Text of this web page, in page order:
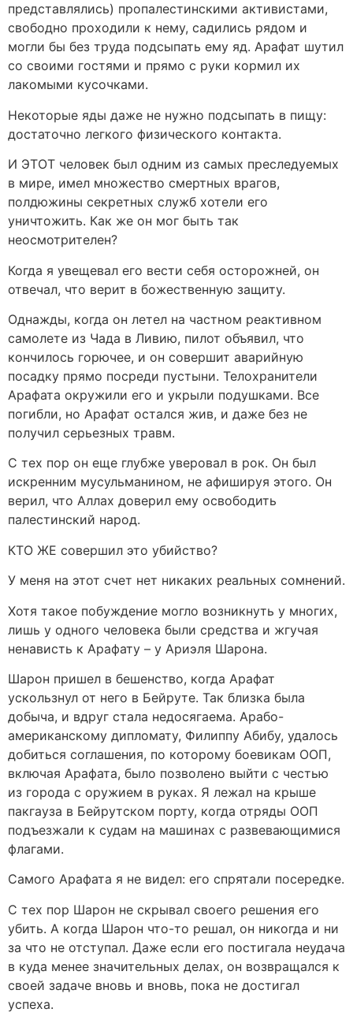
представлялись) пропалестинскими активистами,
свободно проходили к нему, садились рядом и
могли бы без труда подсыпать ему яд. Арафат шутил
со своими гостями и прямо с руки кормил их
лакомыми кусочками.
Некоторые яды даже не нужно подсыпать в пищу:
достаточно легкого физического контакта.
И ЭТОТ человек был одним из самых преследуемых
в мире, имел множество смертных врагов,
полдюжины секретных служб хотели его
уничтожить. Как же он мог быть так
неосмотрителен?
Когда я увещевал его вести себя осторожней, он
отвечал, что верит в божественную защиту.
Однажды, когда он летел на частном реактивном
самолете из Чада в Ливию, пилот объявил, что
кончилось горючее, и он совершит аварийную
посадку прямо посреди пустыни. Телохранители
Арафата окружили его и укрыли подушками. Все
погибли, но Арафат остался жив, и даже без не
получил серьезных травм.
C тех пор он еще глубже уверовал в рок. Он был
искренним мусульманином, не афишируя этого. Он
верил, что Аллах доверил ему освободить
палестинский народ.
КТО ЖЕ совершил это убийство?
У меня на этот счет нет никаких реальных сомнений.
Хотя такое побуждение могло возникнуть у многих,
лишь у одного человека были средства и жгучая
ненависть к Арафату – у Ариэля Шарона.
Шарон пришел в бешенство, когда Арафат
ускользнул от него в Бейруте. Так близка была
добыча, и вдруг стала недосягаема. Арабо-
американскому дипломату, Филиппу Абибу, удалось
добиться соглашения, по которому боевикам ООП,
включая Арафата, было позволено выйти с честью
из города с оружием в руках. Я лежал на крыше
пакгауза в Бейрутском порту, когда отряды ООП
подъезжали к судам на машинах с развевающимися
флагами.
Самого Арафата я не видел: его спрятали посередке.
C тех пор Шарон не скрывал своего решения его
убить. А когда Шарон что-то решал, он никогда и ни
за что не отступал. Даже если его постигала неудача
в куда менее значительных делах, он возвращался к
своей задаче вновь и вновь, пока не достигал
успеха.